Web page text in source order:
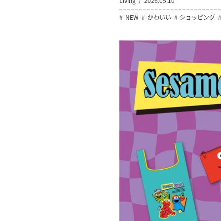
NEW
かわいい ショッピング